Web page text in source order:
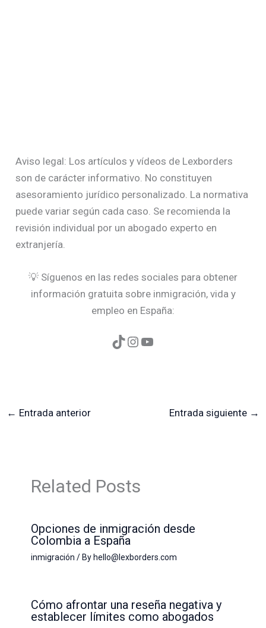
Aviso legal: Los artículos y vídeos de Lexborders
son de carácter informativo. No constituyen
asesoramiento jurídico personalizado. La normativa
puede variar según cada caso. Se recomienda la
revisión individual por un abogado experto en
extranjería.
💡 Síguenos en las redes sociales para obtener
información gratuita sobre inmigración, vida y
empleo en España:
← Entrada anterior Entrada siguiente →
Related Posts
Opciones de inmigración desde
Colombia a España
inmigración / By hello@lexborders.com
Cómo afrontar una reseña negativa y
establecer límites como abogados